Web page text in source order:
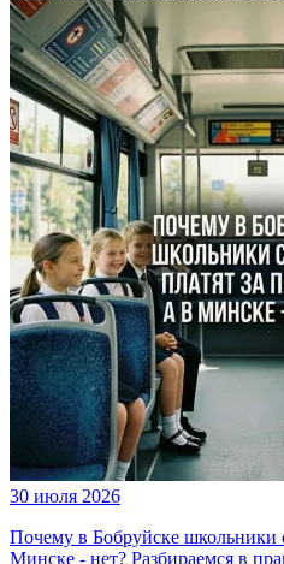
30 июля 2026
Почему в Бобруйске школьники
Минске - нет? Разбираемся в